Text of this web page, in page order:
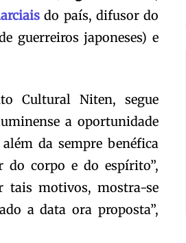
do país, difusor do
guerreiros japoneses) e
Cultural Niten, segue
a oportunidade
da sempre benéfica
do corpo e do espírito”,
tais motivos, mostra-se
a data ora proposta”,